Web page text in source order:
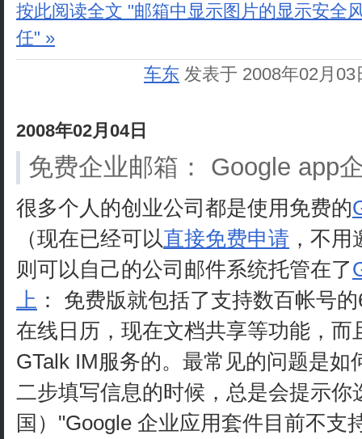
按此阅读全文 "邮箱中显示图片的显示安全
任" »
车东 发表于 2008年02月
2008年02月04日
免费企业邮箱： Google app
很多个人的创业公司都是使用免费的
（现在已经可以直接免费申请 ，不
则可以自己的公司邮件系统托管在了
上 ： 免费版就包括了支持数百帐号
在线日历，现在文档共享等功能，而
GTalk IM服务的。最常见的问题是
二步填写信息的时候，总是会提示你
国）"Google 企业应用套件目前不支